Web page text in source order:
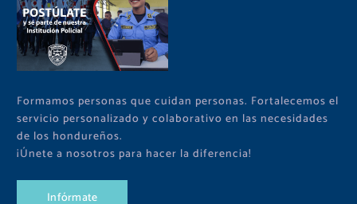
Formamos personas que cuidan personas. Fortalecemos el
servicio personalizado y colaborativo en las necesidades
de los hondureños.
¡Únete a nosotros para hacer la diferencia!
Infórmate